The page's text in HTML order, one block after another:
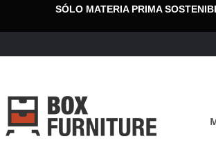
SÓLO MATERIA PRIMA